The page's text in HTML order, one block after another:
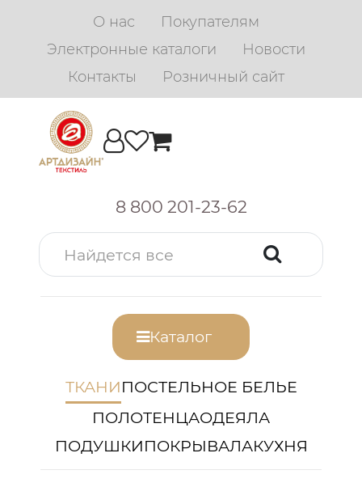
О нас
Покупателям
Электронные каталоги
Новости
Контакты
Розничный сайт
8 800 201-23-62
Каталог
ТКАНИПОСТЕЛЬНОЕ БЕЛЬЕ
ПОЛОТЕНЦАОДЕЯЛА
ПОДУШКИПОКРЫВАЛАКУХНЯ